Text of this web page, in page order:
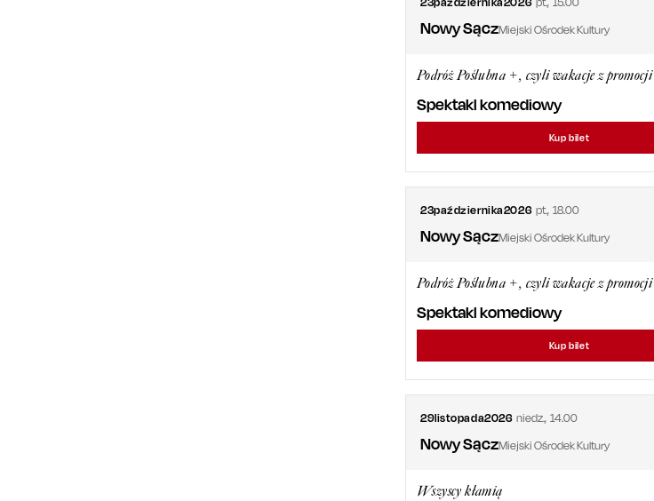
Nowy SączMiejski Ośrodek Kultury
Podróż Poślubna +, czyli wakacje z promocji
Spektakl komediowy
Kup bilet
23października2026 pt.,18.00
Nowy SączMiejski Ośrodek Kultury
Podróż Poślubna +, czyli wakacje z promocji
Spektakl komediowy
Kup bilet
29listopada2026 niedz.,14.00
Nowy SączMiejski Ośrodek Kultury
Wszyscy kłamią